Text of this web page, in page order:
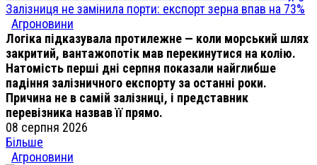
Залізниця не замінила порти: експорт зерна впав на 73%
Агроновини
Логіка підказувала протилежне — коли морський шлях
закритий, вантажопотік мав перекинутися на колію.
Натомість перші дні серпня показали найглибше
падіння залізничного експорту за останні роки.
Причина не в самій залізниці, і представник
перевізника назвав її прямо.
08 серпня 2026
Більше
Агроновини